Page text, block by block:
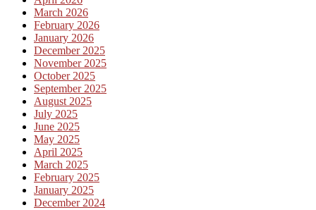
March 2026
February 2026
January 2026
December 2025
November 2025
October 2025
September 2025
August 2025
July 2025
June 2025
May 2025
April 2025
March 2025
February 2025
January 2025
December 2024